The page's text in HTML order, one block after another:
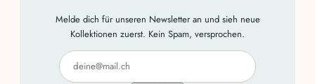
Melde dich für unseren Newsletter an und sieh neue
Kollektionen zuerst. Kein Spam, versprochen.